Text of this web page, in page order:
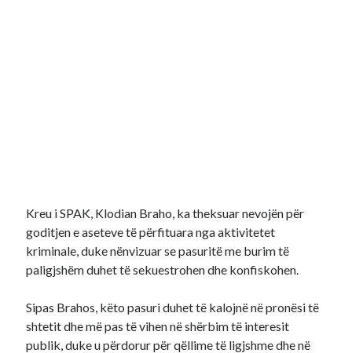
Kreu i SPAK, Klodian Braho, ka theksuar nevojën për
goditjen e aseteve të përfituara nga aktivitetet
kriminale, duke nënvizuar se pasuritë me burim të
paligjshëm duhet të sekuestrohen dhe konfiskohen.
Sipas Brahos, këto pasuri duhet të kalojnë në pronësi të
shtetit dhe më pas të vihen në shërbim të interesit
publik, duke u përdorur për qëllime të ligjshme dhe në